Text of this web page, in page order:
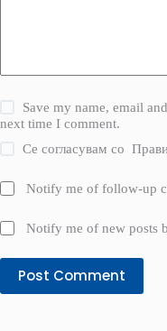
Save my name, email
next time I comment.
Се согласувам со
Notify me of follow-up
Notify me of new posts
Post Comment